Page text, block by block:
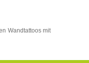
Wandtattoos mit